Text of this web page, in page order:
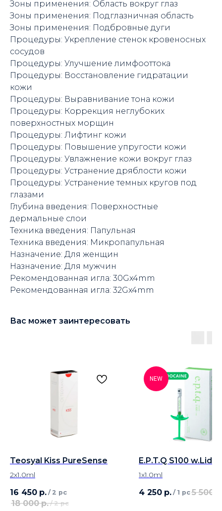
Зоны применения: Область вокруг глаз
Зоны применения: Подглазничная область
Зоны применения: Подбровные дуги
Процедуры: Укрепление стенок кровеносных
сосудов
Процедуры: Улучшение лимфооттока
Процедуры: Восстановление гидратации
кожи
Процедуры: Выравнивание тона кожи
Процедуры: Коррекция неглубоких
поверхностных морщин
Процедуры: Лифтинг кожи
Процедуры: Повышение упругости кожи
Процедуры: Увлажнение кожи вокруг глаз
Процедуры: Устранение дряблости кожи
Процедуры: Устранение темных кругов под
глазами
Глубина введения: Поверхностные
дермальные слои
Техника введения: Папульная
Техника введения: Микропапульная
Назначение: Для женщин
Назначение: Для мужчин
Рекомендованная игла: 30Gx4mm
Рекомендованная игла: 32Gx4mm
Вас может заинтересовать
Teosyal Kiss PureSense
2х1.0ml
16 450 р. / 2 pc
18 000 р. / 2 pc
NEW
E.P.T.Q S100 w.Lido
1х1.0ml
4 250 р. / 1 pc 5 500